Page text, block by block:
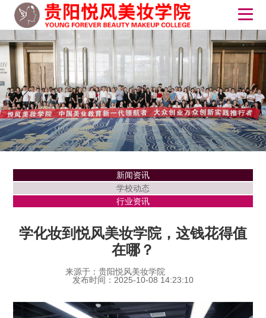
新闻资讯
学校动态
行业资讯
学化妆到悦风美妆学院，这钱花得值
在哪？
来源于：贵阳悦风美妆学院
发布时间：2025-10-08 14:23:10